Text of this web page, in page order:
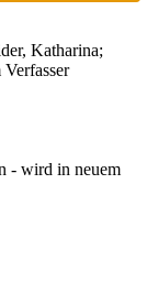
Katharina;
Verfasser
- wird in neuem